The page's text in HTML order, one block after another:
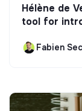
Hélène de
tool for
Fabien